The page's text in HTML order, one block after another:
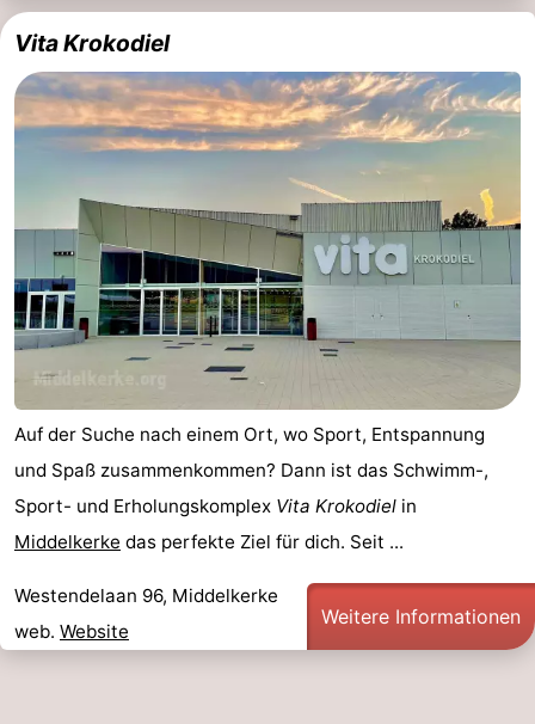
Vita Krokodiel
Auf der Suche nach einem Ort, wo Sport, Entspannung
und Spaß zusammenkommen? Dann ist das Schwimm-,
Sport- und Erholungskomplex Vita Krokodiel in
Middelkerke das perfekte Ziel für dich. Seit ...
Westendelaan 96, Middelkerke
web. Website
Weitere Informationen